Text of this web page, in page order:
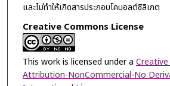
และไม่ทำให้เกิดสารประกอบโคบอลต์ซิลิเกต
Creative Commons License
This work is licensed under a
Attribution-NonCommercial-No